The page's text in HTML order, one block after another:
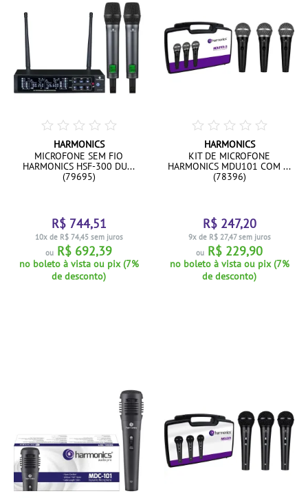
HARMONICS
MICROFONE SEM FIO
HARMONICS HSF-300 DU...
(79695)
R$ 744,51
10x de R$ 74,45 sem juros
ou R$ 692,39
no boleto à vista ou pix (7%
de desconto)
HARMONICS
KIT DE MICROFONE
HARMONICS MDU101 COM ...
(78396)
R$ 247,20
9x de R$ 27,47 sem juros
ou R$ 229,90
no boleto à vista ou pix (7%
de desconto)